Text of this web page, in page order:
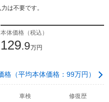
は不要です。
本体価格（税込）
129.9万円
格（平均本体価格：99万円）
車検
修復歴